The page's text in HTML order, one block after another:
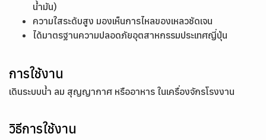
น้ำมัน)
ความใสระดับสูง มองเห็นการไหลของเหลวชัดเจน
ได้มาตรฐานความปลอดภัยอุตสาหกรรมประเทศญี่ปุ่น
การใช้งาน
เดินระบบน้ำ ลม สุญญากาศ หรืออาหาร ในเครื่องจักรโรงงาน
วิธีการใช้งาน